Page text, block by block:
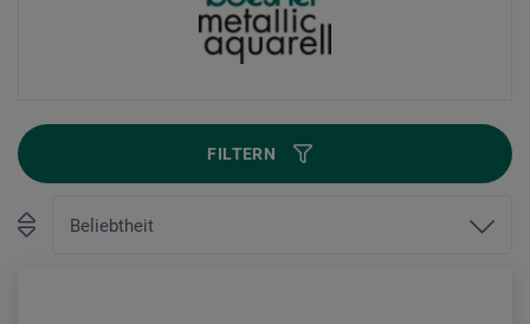
FILTERN